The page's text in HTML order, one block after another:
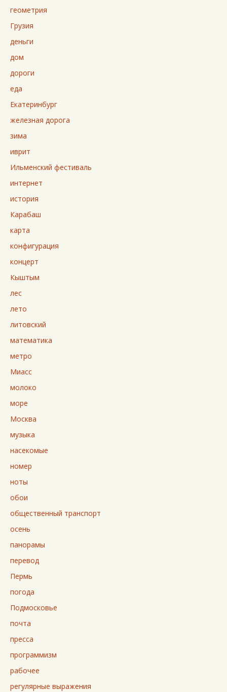
геометрия
Грузия
деньги
дом
дороги
еда
Екатеринбург
железная дорога
зима
иврит
Ильменский фестиваль
интернет
история
Карабаш
карта
конфигурация
концерт
Кыштым
лес
лето
литовский
математика
метро
Миасс
молоко
море
Москва
музыка
насекомые
номер
ноты
обои
общественный транспорт
осень
панорамы
перевод
Пермь
погода
Подмосковье
почта
пресса
программизм
рабочее
регулярные выражения